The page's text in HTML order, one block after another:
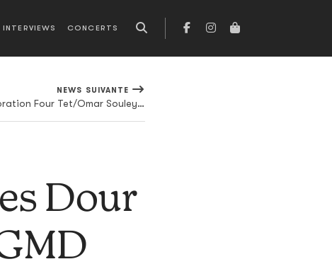
INTERVIEWS CONCERTS
NEWS SUIVANTE
Premier extrait de la collaboration Four Tet/Omar Souleyman en écoute
Dour